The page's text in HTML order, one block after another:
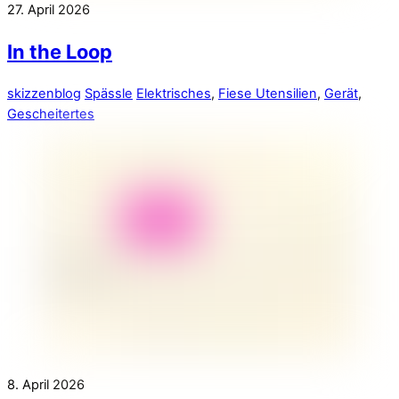
27. April 2026
In the Loop
skizzenblog Spässle Elektrisches, Fiese Utensilien, Gerät,
Gescheitertes
8. April 2026